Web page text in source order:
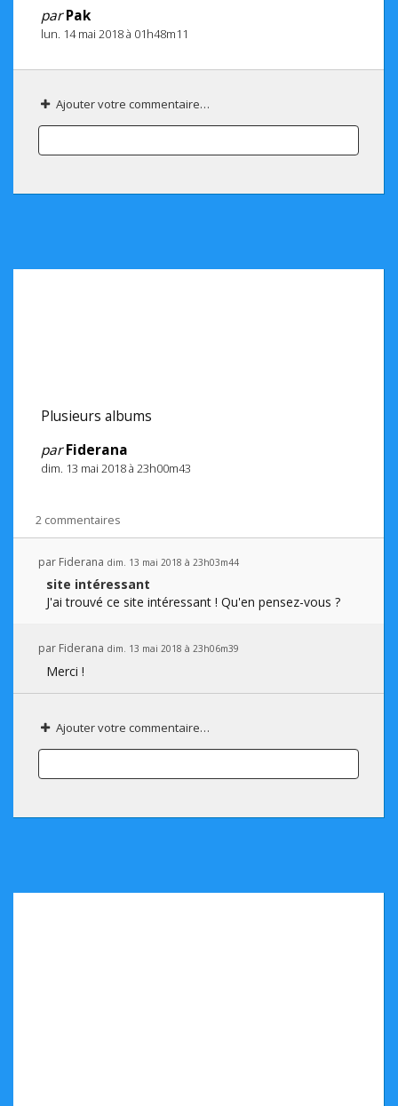
parPak
lun. 14 mai 2018 à 01h48m11
Ajouter votre commentaire…
Plusieurs albums
parFiderana
dim. 13 mai 2018 à 23h00m43
2 commentaires
par Fiderana dim. 13 mai 2018 à 23h03m44
site intéressant
J'ai trouvé ce site intéressant ! Qu'en pensez-vous ?
par Fiderana dim. 13 mai 2018 à 23h06m39
Merci !
Ajouter votre commentaire…